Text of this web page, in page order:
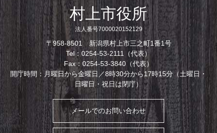
村上市役所
法人番号7000020152129
〒958-8501 新潟県村上市三之町1番1号
Tel：0254-53-2111（代表）
Fax：0254-53-3840（代表）
開庁時間：月曜日から金曜日／8時30分から17時15分（土曜日・
日曜日・祝日は閉庁）
メールでのお問い合わせ